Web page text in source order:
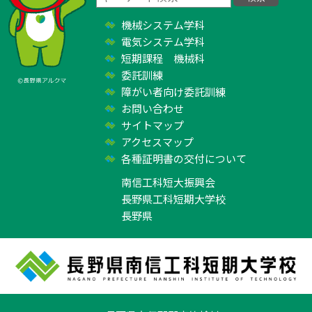
機械システム学科
電気システム学科
短期課程 機械科
委託訓練
障がい者向け委託訓練
お問い合わせ
サイトマップ
アクセスマップ
各種証明書の交付について
南信工科短大振興会
長野県工科短期大学校
長野県